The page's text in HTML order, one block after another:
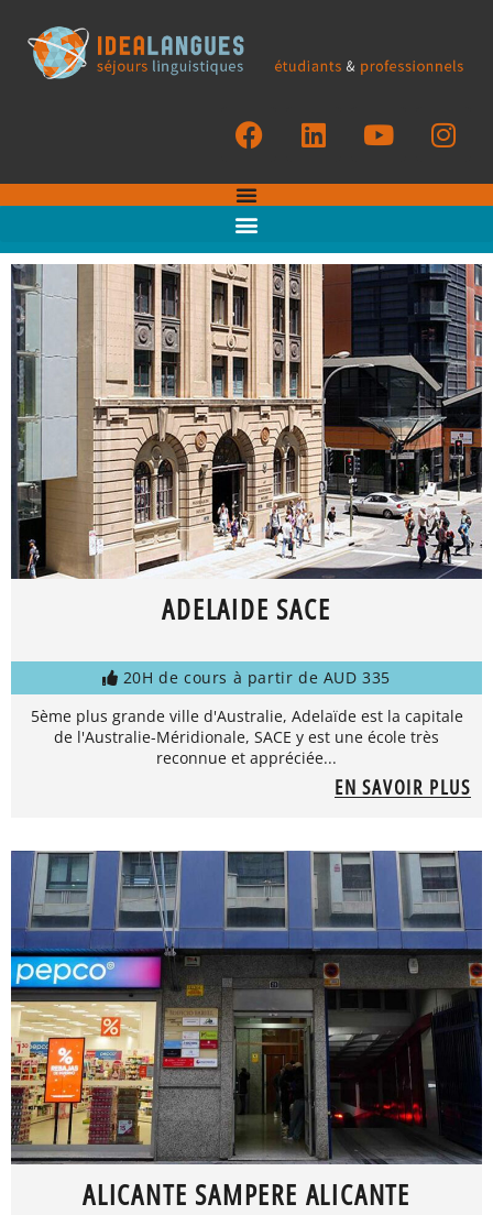
ADELAIDE SACE
20H de cours à partir de AUD 335
5ème plus grande ville d'Australie, Adelaïde est la capitale
de l'Australie-Méridionale, SACE y est une école très
reconnue et appréciée...
EN SAVOIR PLUS
ALICANTE SAMPERE ALICANTE